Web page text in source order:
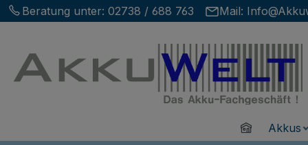
Hauptinhalt springen
Zur Suche springen
Zur Hauptnavigation springen
Beratung unter: 02738 / 688 763 Mail:
HomeAkkus